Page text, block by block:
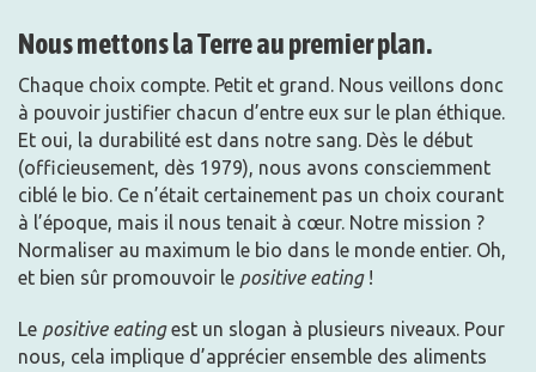
Nous mettons la Terre au premier plan.
Chaque choix compte. Petit et grand. Nous veillons donc
à pouvoir justifier chacun d’entre eux sur le plan éthique.
Et oui, la durabilité est dans notre sang. Dès le début
(officieusement, dès 1979), nous avons consciemment
ciblé le bio. Ce n’était certainement pas un choix courant
à l’époque, mais il nous tenait à cœur. Notre mission ?
Normaliser au maximum le bio dans le monde entier. Oh,
et bien sûr promouvoir le positive eating!
Le positive eatingest un slogan à plusieurs niveaux. Pour
nous, cela implique d’apprécier ensemble des aliments